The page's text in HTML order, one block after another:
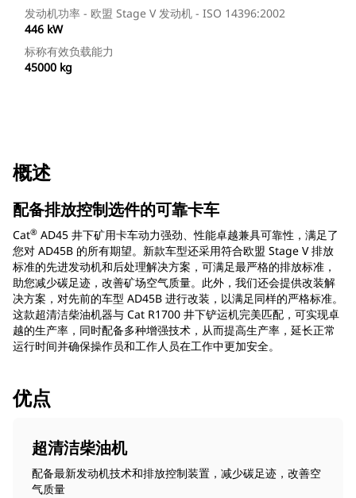
发动机功率 - 欧盟 Stage V 发动机 - ISO 14396:2002
446 kW
标称有效负载能力
45000 kg
概述
配备排放控制选件的可靠卡车
Cat® AD45 井下矿用卡车动力强劲、性能卓越兼具可靠性，满足了
您对 AD45B 的所有期望。新款车型还采用符合欧盟 Stage V 排放
标准的先进发动机和后处理解决方案，可满足最严格的排放标准，
助您减少碳足迹，改善矿场空气质量。此外，我们还会提供改装解
决方案，对先前的车型 AD45B 进行改装，以满足同样的严格标准。
这款超清洁柴油机器与 Cat R1700 井下铲运机完美匹配，可实现卓
越的生产率，同时配备多种增强技术，从而提高生产率，延长正常
运行时间并确保操作员和工作人员在工作中更加安全。
优点
超清洁柴油机
配备最新发动机技术和排放控制装置，减少碳足迹，改善空
气质量